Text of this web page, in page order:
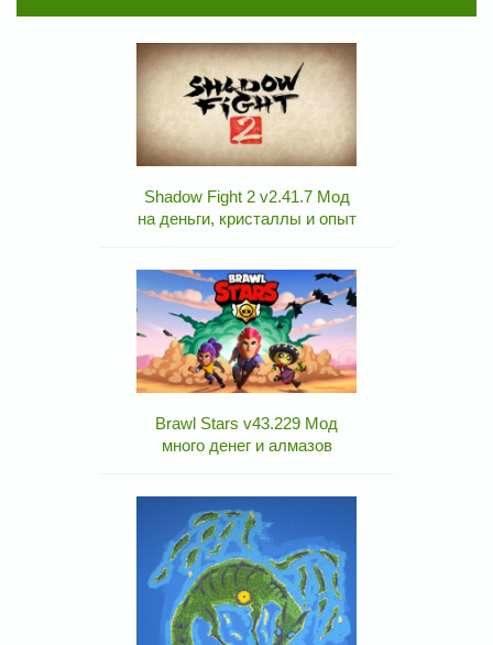
Shadow Fight 2 v2.41.7 Мод
на деньги, кристаллы и опыт
Brawl Stars v43.229 Мод
много денег и алмазов